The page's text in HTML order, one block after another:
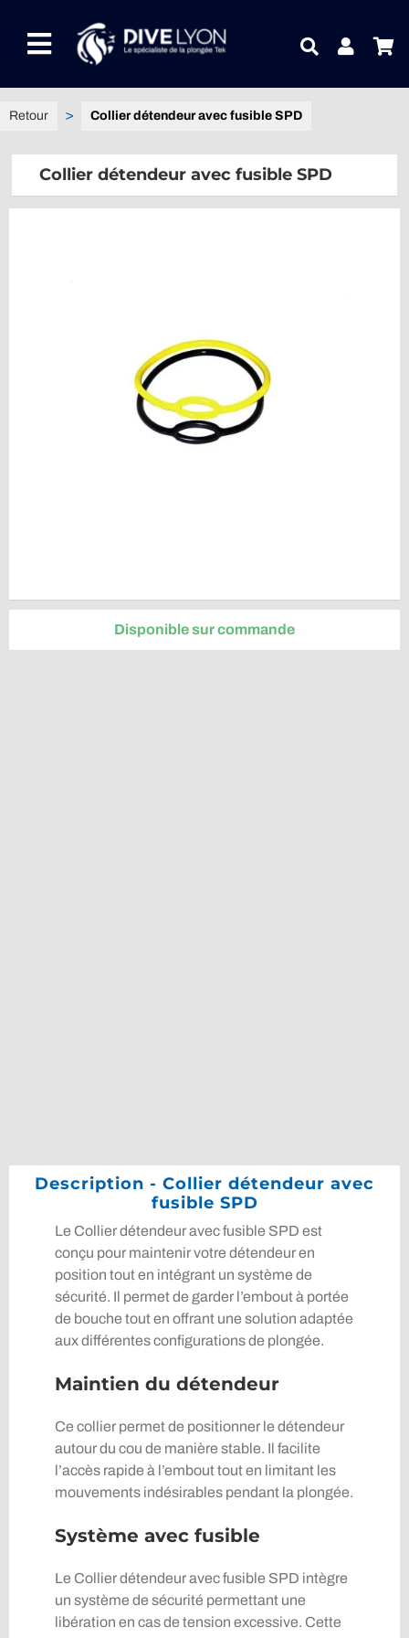
contenuToggle
Navigation
NOTRE UNIVERS PRODUITS
CONTACTEZ-NOUS
Collier détendeur avec fusible SPD
Collier détendeur avec fusible SPD
Disponible sur commande
Description - Collier détendeur avec
fusible SPD
Le Collier détendeur avec fusible SPD est
conçu pour maintenir votre détendeur en
position tout en intégrant un système de
sécurité. Il permet de garder l’embout à portée
de bouche tout en offrant une solution adaptée
aux différentes configurations de plongée.
Maintien du détendeur
Ce collier permet de positionner le détendeur
autour du cou de manière stable. Il facilite
l’accès rapide à l’embout tout en limitant les
mouvements indésirables pendant la plongée.
Système avec fusible
Le Collier détendeur avec fusible SPD intègre
un système de sécurité permettant une
libération en cas de tension excessive. Cette